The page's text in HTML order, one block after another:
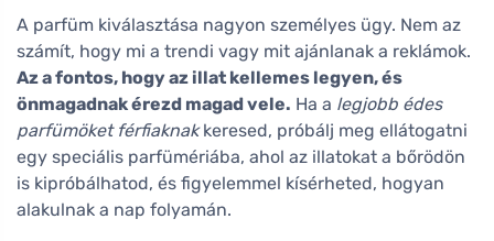
A parfüm kiválasztása nagyon személyes ügy. Nem az
számít, hogy mi a trendi vagy mit ajánlanak a reklámok.
Az a fontos, hogy az illat kellemes legyen, és
önmagadnak érezd magad vele. Ha a legjobb édes
parfümöket férfiaknakkeresed, próbálj meg ellátogatni
egy speciális parfümériába, ahol az illatokat a bőrödön
is kipróbálhatod, és figyelemmel kísérheted, hogyan
alakulnak a nap folyamán.